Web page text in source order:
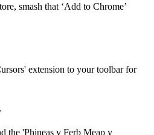
smash that ‘Add to Chrome’
extension to your toolbar for
the 'Phineas y Ferb Meap y